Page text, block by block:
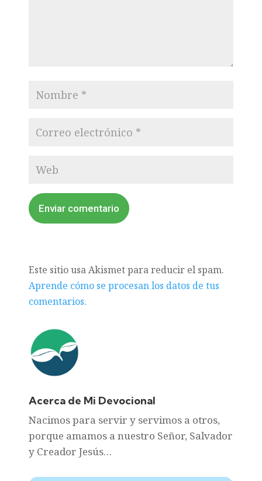
Enviar comentario
Este sitio usa Akismet para reducir el spam.
Aprende cómo se procesan los datos de tus
comentarios.
Acerca de Mi Devocional
Nacimos para servir y servimos a otros,
porque amamos a nuestro Señor, Salvador
y Creador Jesús…